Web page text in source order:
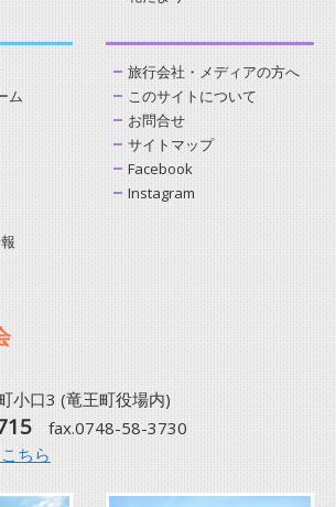
ム
旅行会社・メディアの方へ
このサイトについて
お問合せ
サイトマップ
Facebook
Instagram
小口3 (竜王町役場内)
fax.0748-58-3730
ちら